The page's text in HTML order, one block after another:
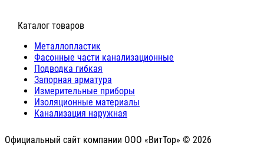
⠀Каталог товаров
Металлопластик
Фасонные части канализационные
Подводка гибкая
Запорная арматура
Измерительные приборы
Изоляционные материалы
Канализация наружная
Официальный сайт компании ООО «ВитТор» © 2026